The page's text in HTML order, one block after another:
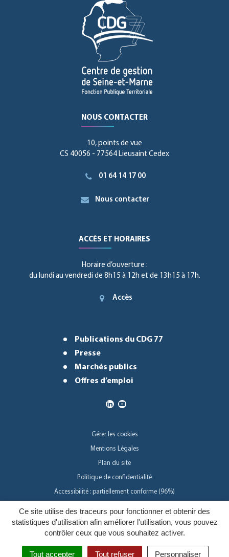
Ce site utilise des traceurs pour fonctionner et obtenir des
statistiques d'utilisation afin améliorer l'utilisation, vous pouvez
contrôler ceux que vous souhaitez activer.
Tout accepter Tout refuser Personnaliser
NOUS CONTACTER
10, points de vue
CS 40056 - 77564 Lieusaint Cedex
01 64 14 17 00
Nous contacter
ACCÈS ET HORAIRES
Horaire d’ouverture :
du lundi au vendredi de 8h15 à 12h et de 13h15 à 17h.
Accès
Publications du CDG 77
Presse
Marchés publics
Offres d’emploi
Gérer les cookies
Mentions Légales
Plan du site
Politique de confidentialité
Accessibilité : partiellement conforme (96%)
Inovagora